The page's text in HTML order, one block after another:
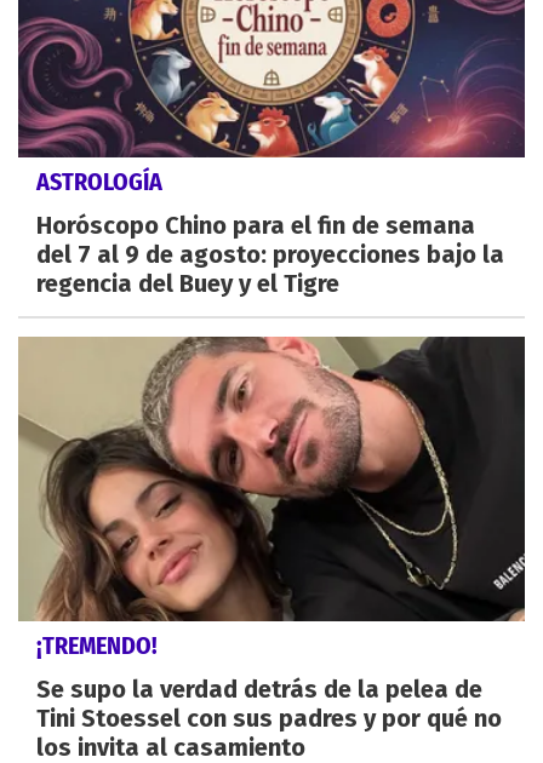
ASTROLOGÍA
Horóscopo Chino para el fin de semana
del 7 al 9 de agosto: proyecciones bajo la
regencia del Buey y el Tigre
¡TREMENDO!
Se supo la verdad detrás de la pelea de
Tini Stoessel con sus padres y por qué no
los invita al casamiento